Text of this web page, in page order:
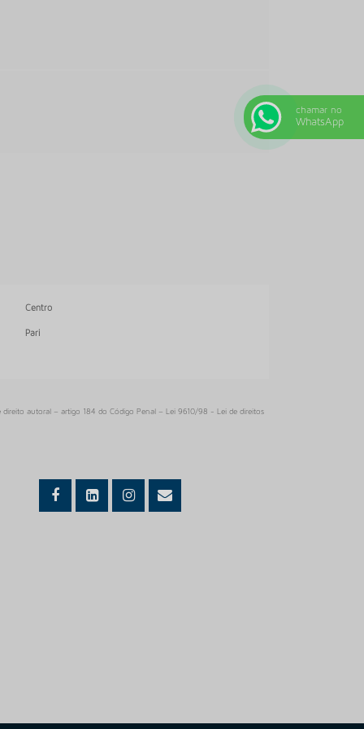
PISO VINILICO 2MM REGUA
Centro
Pari
autoral – artigo 184 do Código Penal –
Lei 9610/98 - Lei de direitos
chamar no
WhatsApp